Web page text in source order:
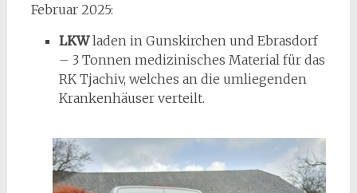
Februar 2025:
LKWladen in Gunskirchen und Ebrasdorf
– 3 Tonnen medizinisches Material für das
RK Tjachiv, welches an die umliegenden
Krankenhäuser verteilt.